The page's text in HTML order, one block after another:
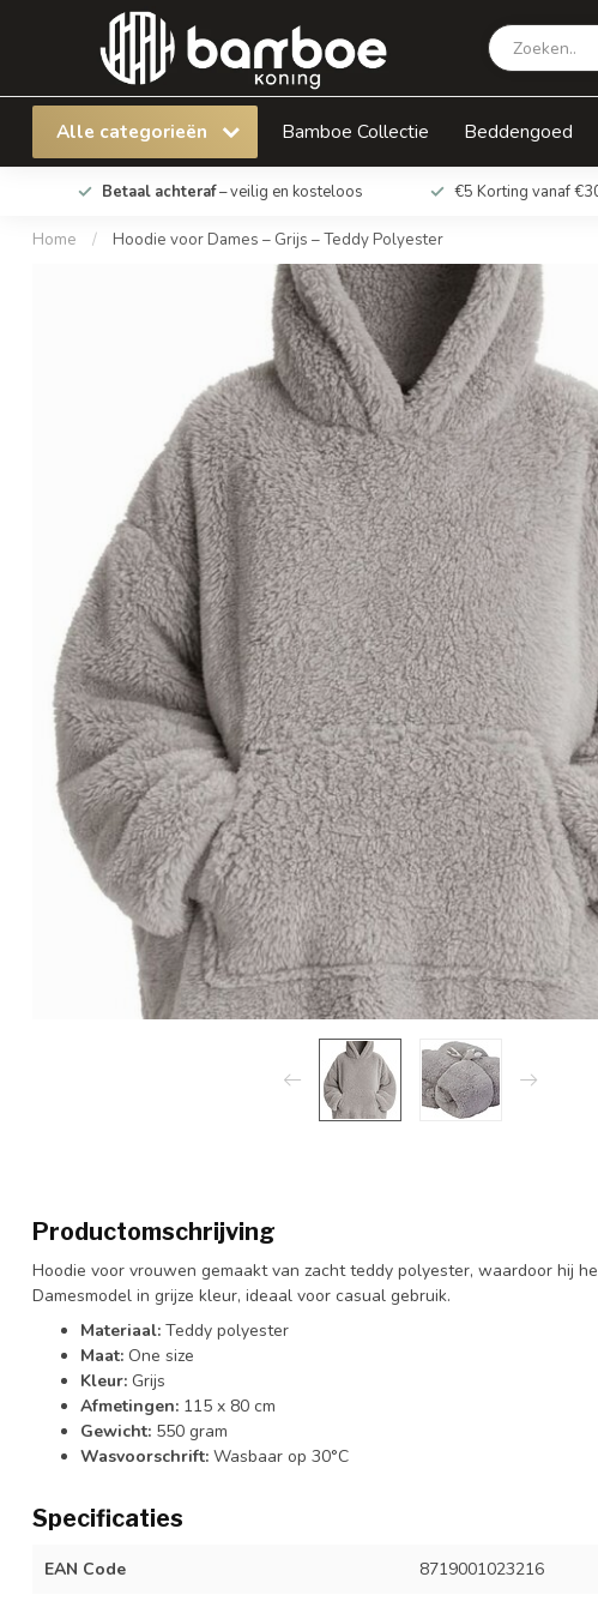
Alle categorieën Bamboe Collectie Beddengoed
Betaal achteraf– veilig en kosteloos €5 Korting vanaf
Home / Hoodie voor Dames – Grijs – Teddy Polyester
Hoodie voor Dames – Grijs – Teddy Polyester
Productomschrijving
Hoodie voor vrouwen gemaakt van zacht teddy polyester, waardoor hij
Damesmodel in grijze kleur, ideaal voor casual gebruik.
Materiaal: Teddy polyester
Maat: One size
Kleur: Grijs
Afmetingen: 115 x 80 cm
Gewicht: 550 gram
Wasvoorschrift: Wasbaar op 30°C
Specificaties
EAN Code 8719001023216